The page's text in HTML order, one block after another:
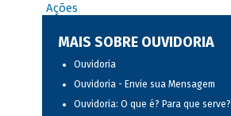
Ações
MAIS SOBRE OUVIDORIA
Ouvidoria
Ouvidoria - Envie sua Mensagem
Ouvidoria: O que é? Para que serve?